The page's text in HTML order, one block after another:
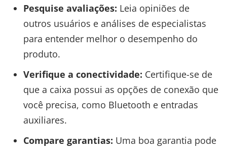
Pesquise avaliações: Leia opiniões de
outros usuários e análises de especialistas
para entender melhor o desempenho do
produto.
Verifique a conectividade: Certifique-se de
que a caixa possui as opções de conexão que
você precisa, como Bluetooth e entradas
auxiliares.
Compare garantias: Uma boa garantia pode